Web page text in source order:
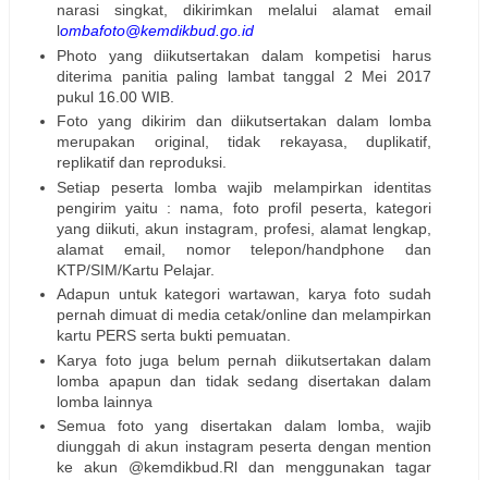
narasi singkat, dikirimkan melalui alamat email
lombafoto@kemdikbud.go.id
Photo yang diikutsertakan dalam kompetisi harus
diterima panitia paling lambat tanggal 2 Mei 2017
pukul 16.00 WIB.
Foto yang dikirim dan diikutsertakan dalam lomba
merupakan original, tidak rekayasa, duplikatif,
replikatif dan reproduksi.
Setiap peserta lomba wajib melampirkan identitas
pengirim yaitu : nama, foto profil peserta, kategori
yang diikuti, akun instagram, profesi, alamat lengkap,
alamat email, nomor telepon/handphone dan
KTP/SIM/Kartu Pelajar.
Adapun untuk kategori wartawan, karya foto sudah
pernah dimuat di media cetak/online dan melampirkan
kartu PERS serta bukti pemuatan.
Karya foto juga belum pernah diikutsertakan dalam
lomba apapun dan tidak sedang disertakan dalam
lomba lainnya
Semua foto yang disertakan dalam lomba, wajib
diunggah di akun instagram peserta dengan mention
ke akun @kemdikbud.Rl dan menggunakan tagar